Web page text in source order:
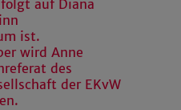
auf Diana
ist.
wird Anne
des
der EKvW